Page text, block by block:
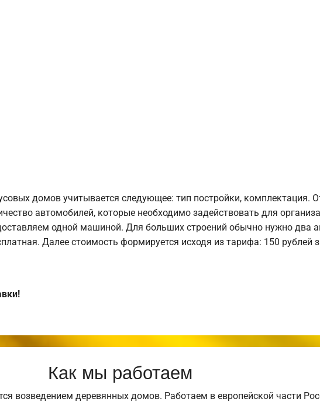
домов учитывается следующее: тип постройки, комплектация.
автомобилей, которые необходимо задействовать для
одной машиной. Для больших строений обычно нужно два
Далее стоимость формируется исходя из тарифа: 150 рублей
Как мы работаем
возведением деревянных домов. Работаем в европейской части